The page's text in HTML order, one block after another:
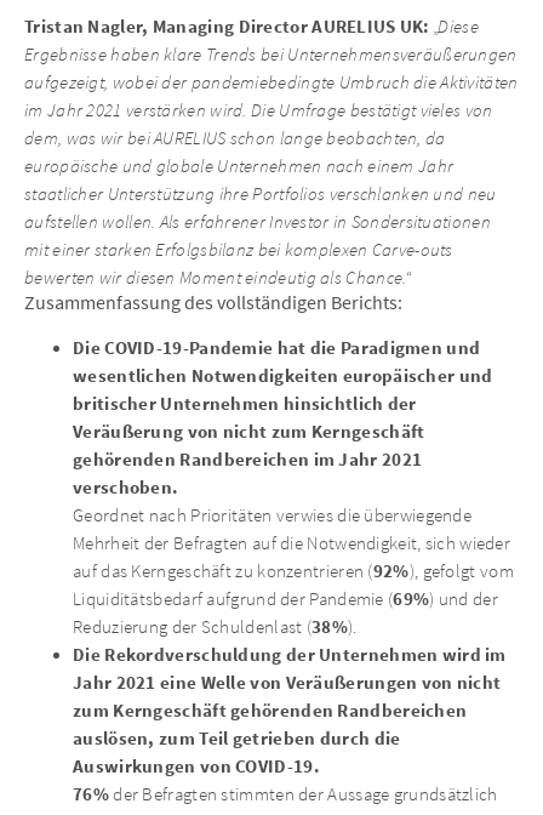
Tristan Nagler, Managing Director AURELIUS UK:„Diese
Ergebnisse haben klare Trends bei Unternehmensveräußerungen
aufgezeigt, wobei der pandemiebedingte Umbruch die Aktivitäten
im Jahr 2021 verstärken wird. Die Umfrage bestätigt vieles von
dem, was wir bei AURELIUS schon lange beobachten, da
europäische und globale Unternehmen nach einem Jahr
staatlicher Unterstützung ihre Portfolios verschlanken und neu
aufstellen wollen. Als erfahrener Investor in Sondersituationen
mit einer starken Erfolgsbilanz bei komplexen Carve-outs
bewerten wir diesen Moment eindeutig als Chance.“
Zusammenfassung des vollständigen Berichts:
Die COVID-19-Pandemie hat die Paradigmen und
wesentlichen Notwendigkeiten europäischer und
britischer Unternehmen hinsichtlich der
Veräußerung von nicht zum Kerngeschäft
gehörenden Randbereichen im Jahr 2021
verschoben.
Geordnet nach Prioritäten verwies die überwiegende
Mehrheit der Befragten auf die Notwendigkeit, sich wieder
auf das Kerngeschäft zu konzentrieren (92%), gefolgt vom
Liquiditätsbedarf aufgrund der Pandemie (69%) und der
Reduzierung der Schuldenlast (38%).
Die Rekordverschuldung der Unternehmen wird im
Jahr 2021 eine Welle von Veräußerungen von nicht
zum Kerngeschäft gehörenden Randbereichen
auslösen, zum Teil getrieben durch die
Auswirkungen von COVID-19.
76%der Befragten stimmten der Aussage grundsätzlich